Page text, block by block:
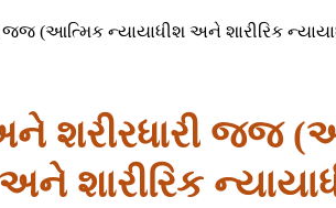
જજ (આત્મિક ન્યાયાધીશ અને શારીરિક
શરીરધારી જજ
અને શારીરિક